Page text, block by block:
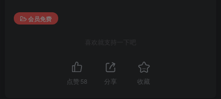
会员免费
喜欢就支持一下吧
点赞 58 分享 收藏